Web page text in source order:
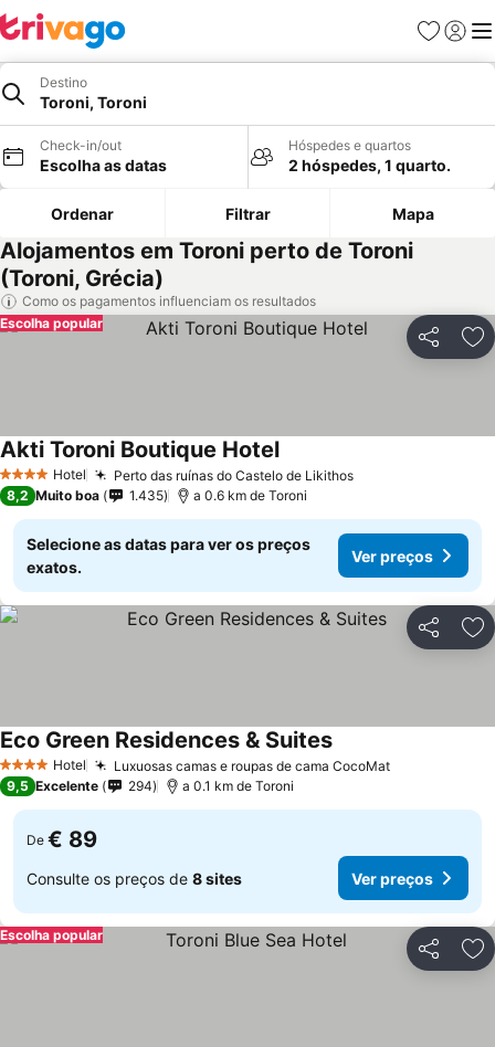
Favoritos
Iniciar
Destino
Toroni, Toroni
Check-in/out
Escolha as datas
Hóspedes e quartos
2 hóspedes, 1 quarto.
Ordenar Filtrar Mapa
Alojamentos em Toroni perto de Toroni
(Toroni, Grécia)
Como os pagamentos influenciam os resultados
Partilhar
Escolha popular
4 EstrelasHotel Perto das ruínas do Castelo de Likithos
Akti Toroni Boutique Hotel
8,2 Muito boa 1.435 a 0.6 km de Toroni
Selecione as datas para ver os preços
exatos.
Ver preços
Partilhar
4 EstrelasHotel Luxuosas camas e roupas de cama CocoMat
Eco Green Residences & Suites
9,5 Excelente 294 a 0.1 km de Toroni
De € 89
Consulte os preços de 8 sites Ver preços
Partilhar
Escolha popular